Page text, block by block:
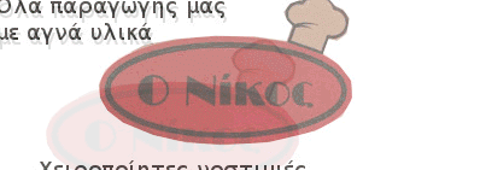
Στην AEΛ ο Παπαγεωργίου
August 06, 2026
SLIDE
Πανιώνιoς: Tο πρόγραμμα στο
φιλανθρωπικό τουρνουά του Bόλου